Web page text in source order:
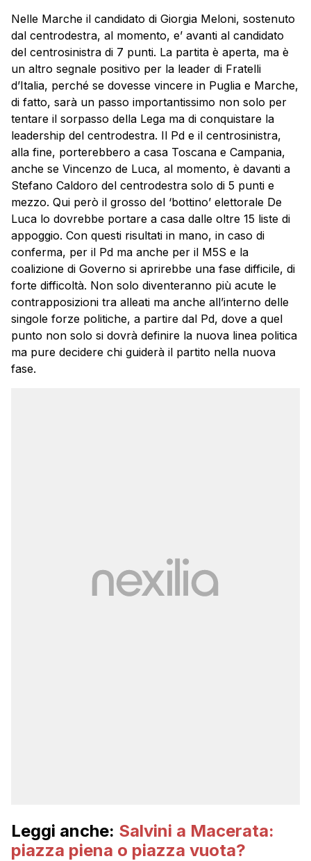
Nelle Marche il candidato di Giorgia Meloni, sostenuto
dal centrodestra, al momento, e’ avanti al candidato
del centrosinistra di 7 punti. La partita è aperta, ma è
un altro segnale positivo per la leader di Fratelli
d’Italia, perché se dovesse vincere in Puglia e Marche,
di fatto, sarà un passo importantissimo non solo per
tentare il sorpasso della Lega ma di conquistare la
leadership del centrodestra. Il Pd e il centrosinistra,
alla fine, porterebbero a casa Toscana e Campania,
anche se Vincenzo de Luca, al momento, è davanti a
Stefano Caldoro del centrodestra solo di 5 punti e
mezzo. Qui però il grosso del ‘bottino’ elettorale De
Luca lo dovrebbe portare a casa dalle oltre 15 liste di
appoggio. Con questi risultati in mano, in caso di
conferma, per il Pd ma anche per il M5S e la
coalizione di Governo si aprirebbe una fase difficile, di
forte difficoltà. Non solo diventeranno più acute le
contrapposizioni tra alleati ma anche all’interno delle
singole forze politiche, a partire dal Pd, dove a quel
punto non solo si dovrà definire la nuova linea politica
ma pure decidere chi guiderà il partito nella nuova
fase.
Leggi anche: Salvini a Macerata:
piazza piena o piazza vuota?